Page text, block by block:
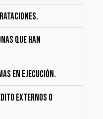
QUE HAN
EN EJECUCIÓN.
EXTERNOS O